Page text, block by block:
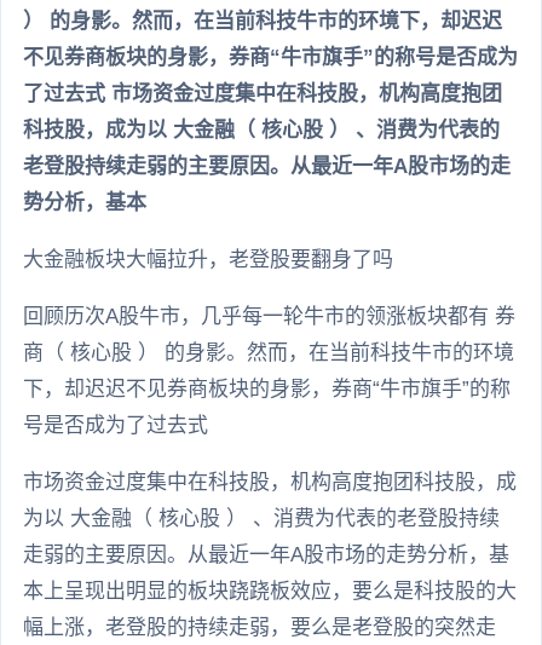
） 的身影。然而，在当前科技牛市的环境下，却迟迟
不见券商板块的身影，券商“牛市旗手”的称号是否成为
了过去式 市场资金过度集中在科技股，机构高度抱团
科技股，成为以 大金融（ 核心股 ） 、消费为代表的
老登股持续走弱的主要原因。从最近一年A股市场的走
势分析，基本
大金融板块大幅拉升，老登股要翻身了吗
回顾历次A股牛市，几乎每一轮牛市的领涨板块都有 券
商（ 核心股 ） 的身影。然而，在当前科技牛市的环境
下，却迟迟不见券商板块的身影，券商“牛市旗手”的称
号是否成为了过去式
市场资金过度集中在科技股，机构高度抱团科技股，成
为以 大金融（ 核心股 ） 、消费为代表的老登股持续
走弱的主要原因。从最近一年A股市场的走势分析，基
本上呈现出明显的板块跷跷板效应，要么是科技股的大
幅上涨，老登股的持续走弱，要么是老登股的突然走